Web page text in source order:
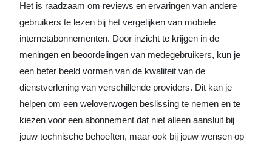
Het is raadzaam om reviews en ervaringen van andere
gebruikers te lezen bij het vergelijken van mobiele
internetabonnementen. Door inzicht te krijgen in de
meningen en beoordelingen van medegebruikers, kun je
een beter beeld vormen van de kwaliteit van de
dienstverlening van verschillende providers. Dit kan je
helpen om een weloverwogen beslissing te nemen en te
kiezen voor een abonnement dat niet alleen aansluit bij
jouw technische behoeften, maar ook bij jouw wensen op